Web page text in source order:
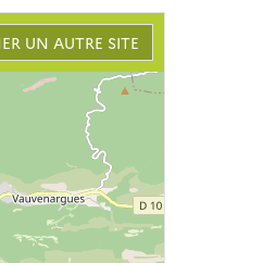
UN AUTRE SITE